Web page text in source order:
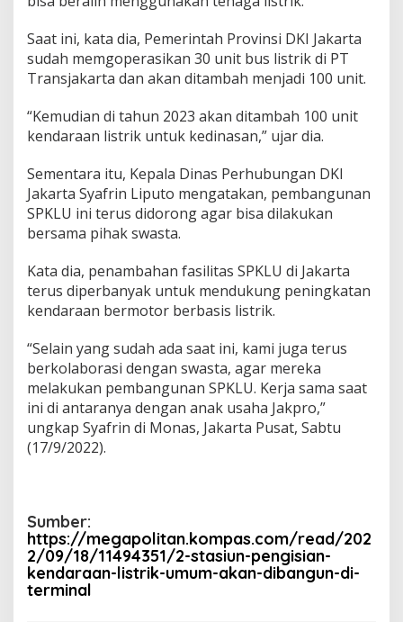
n
a
l
P
l
o
e
b
a
n
g
a
n
G
r
g
o
l
Saat ini, kata dia, Pemerintah Provinsi DKI Jakarta
sudah memgoperasikan 30 unit bus listrik di PT
Transjakarta dan akan ditambah menjadi 100 unit.
“Kemudian di tahun 2023 akan ditambah 100 unit
kendaraan listrik untuk kedinasan,” ujar dia.
Sementara itu, Kepala Dinas Perhubungan DKI
Jakarta Syafrin Liputo mengatakan, pembangunan
SPKLU ini terus didorong agar bisa dilakukan
bersama pihak swasta.
Kata dia, penambahan fasilitas SPKLU di Jakarta
terus diperbanyak untuk mendukung peningkatan
kendaraan bermotor berbasis listrik.
“Selain yang sudah ada saat ini, kami juga terus
berkolaborasi dengan swasta, agar mereka
melakukan pembangunan SPKLU. Kerja sama saat
ini di antaranya dengan anak usaha Jakpro,”
ungkap Syafrin di Monas, Jakarta Pusat, Sabtu
(17/9/2022).
Sumber:
https://megapolitan.kompas.com/read/202
2/09/18/11494351/2-stasiun-pengisian-
kendaraan-listrik-umum-akan-dibangun-di-
terminal